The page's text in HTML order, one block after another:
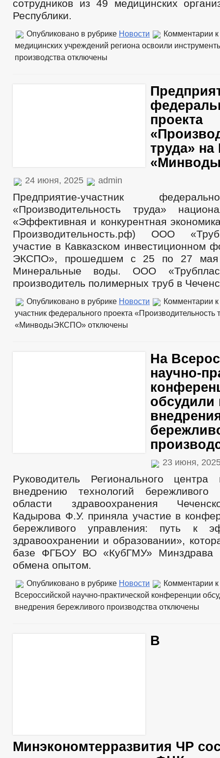
сотрудников из 49 медицинских
Республики.
Опубликовано в рубрике Новости Комментарии
медицинских учреждений региона освоили
производства отключены
проекта
труда»
24 июня, 2025 admin
Предприятие-участник
«Производительность труда»
«Эффективная и конкурентная
Производительность.рф) ООО
участие в Кавказском инвестиционном
ЭКСПО», прошедшем с 25 по 27 мая
Минеральные воды. ООО
производитель полимерных труб в
Опубликовано в рубрике Новости Комментарии
участник федерального проекта «Производительность
«МинводыЭКСПО» отключены
На
научно-
23 июня,
Руководитель Регионального центра
внедрению технологий бережливого
области здравоохранения
Кадырова Ф.У. приняла участие в
бережливого управления: путь к
здравоохранении и образовании»,
базе ФГБОУ ВО «КубГМУ» Минздрава
обмена опытом.
Опубликовано в рубрике Новости Комментарии
Всероссийской научно-практической конференции
внедрения бережливого производства отключены
В
Минэкономтерразвития ЧР